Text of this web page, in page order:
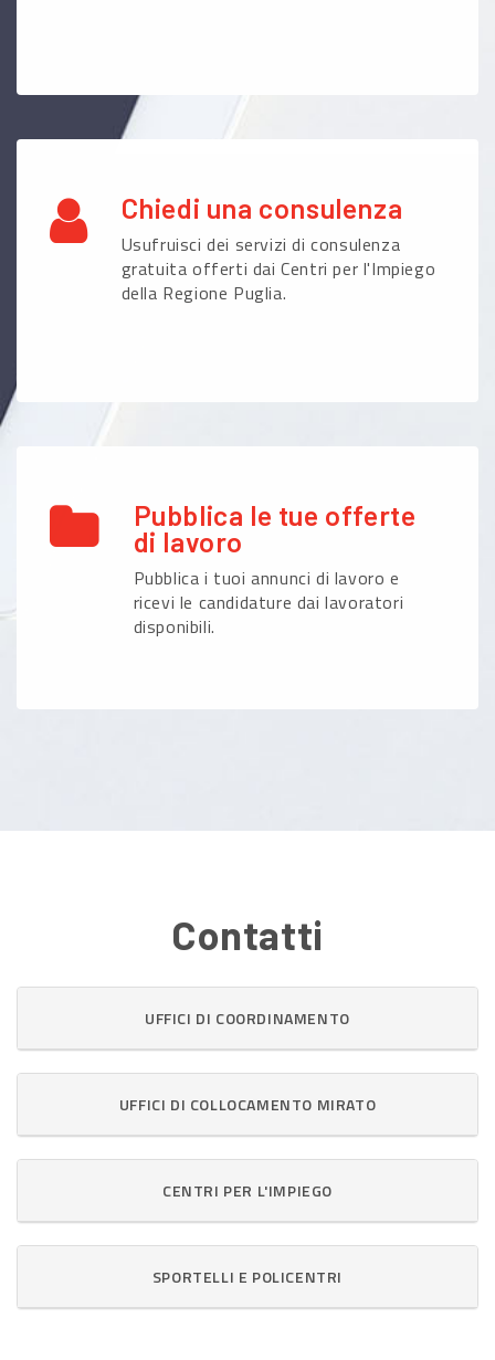
Chiedi una consulenza
Usufruisci dei servizi di consulenza
gratuita offerti dai Centri per l'Impiego
della Regione Puglia.
Pubblica le tue offerte
di lavoro
Pubblica i tuoi annunci di lavoro e
ricevi le candidature dai lavoratori
disponibili.
Contatti
UFFICI DI COORDINAMENTO
UFFICI DI COLLOCAMENTO MIRATO
CENTRI PER L'IMPIEGO
SPORTELLI E POLICENTRI